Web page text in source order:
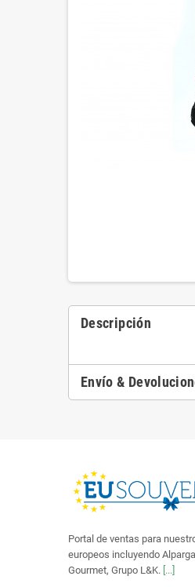
Descripción
Envío &
Portal de ventas para
europeos incluyendo
Gourmet, Grupo L&K. [...]